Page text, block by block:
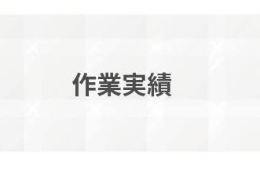
作業実績